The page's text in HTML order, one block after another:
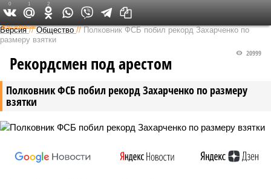
Федеральный выпуск
Версия //Общество //Полковник ФСБ побил рекорд Захарченко по
размеру взятки
Полковник ФСБ побил рекорд Захарченко по размеру
взятки
20999
Рекордсмен под арестом
0 1 2